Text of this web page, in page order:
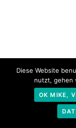
Diese Website
nutzt, gehen
OK MIKE,